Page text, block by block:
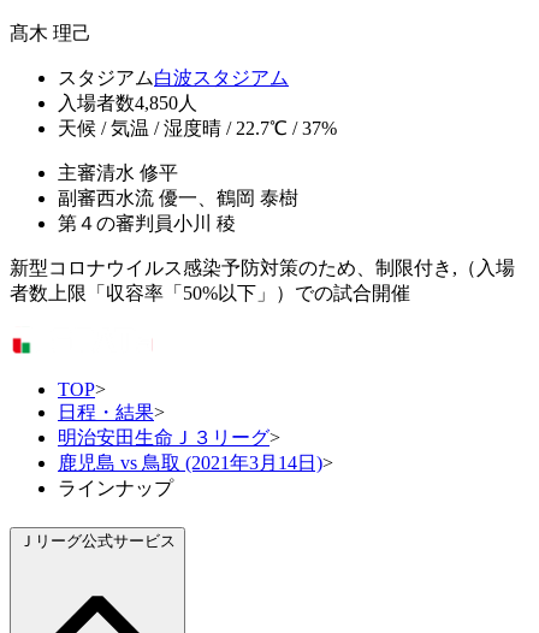
髙木 理己
スタジアム白波スタジアム
入場者数4,850人
天候 / 気温 / 湿度晴 / 22.7℃ / 37%
主審清水 修平
副審西水流 優一、鶴岡 泰樹
第４の審判員小川 稜
新型コロナウイルス感染予防対策のため、制限付き,（入場
者数上限「収容率「50%以下」）での試合開催
TOP>
日程・結果>
明治安田生命Ｊ３リーグ>
鹿児島 vs 鳥取 (2021年3月14日)>
ラインナップ
Ｊリーグ公式サービス